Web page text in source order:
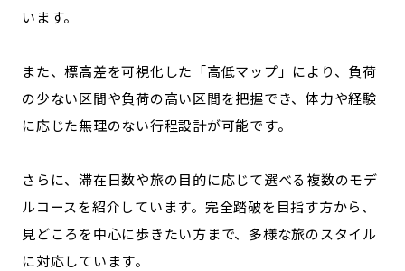
います。
また、標高差を可視化した「高低マップ」により、負荷
の少ない区間や負荷の高い区間を把握でき、体力や経験
に応じた無理のない行程設計が可能です。
さらに、滞在日数や旅の目的に応じて選べる複数のモデ
ルコースを紹介しています。完全踏破を目指す方から、
見どころを中心に歩きたい方まで、多様な旅のスタイル
に対応しています。